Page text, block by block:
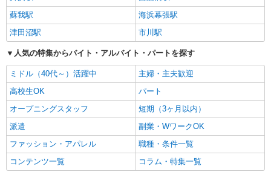
蘇我駅
海浜幕張駅
津田沼駅
市川駅
人気の特集からバイト・アルバイト・パートを探す
ミドル（40代～）活躍中
主婦・主夫歓迎
高校生OK
パート
オープニングスタッフ
短期（3ヶ月以内）
派遣
副業・WワークOK
ファッション・アパレル
職種・条件一覧
コンテンツ一覧
コラム・特集一覧